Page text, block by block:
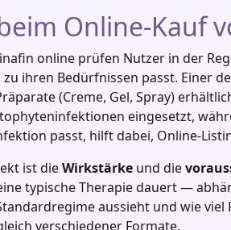
Online-Kauf
online prüfen Nutzer in der
ihren Bedürfnissen passt. Einer
(Creme, Gel, Spray)
eingesetzt,
passt, hilft dabei,
ist dieWirkstärke und die
typische Therapie dauert —
aussieht und wie
verschiedener Formate.